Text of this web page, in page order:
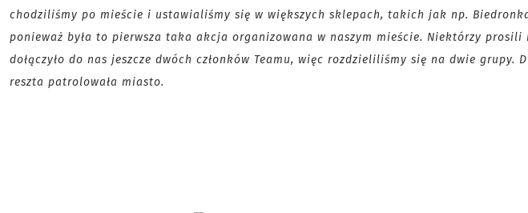
chodziliśmy po mieście i ustawialiśmy się w większych sklepach, takich jak np.
ponieważ była to pierwsza taka akcja organizowana w naszym mieście. Niektórzy
dołączyło do nas jeszcze dwóch członków Teamu, więc rozdzieliliśmy się na dwie grupy.
reszta patrolowała miasto.